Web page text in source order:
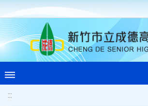
:::